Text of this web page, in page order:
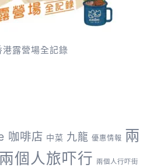
港露營場全記錄
咖啡店 中菜 九龍 優惠情報 兩
兩個人旅吓行 兩個人行吓街